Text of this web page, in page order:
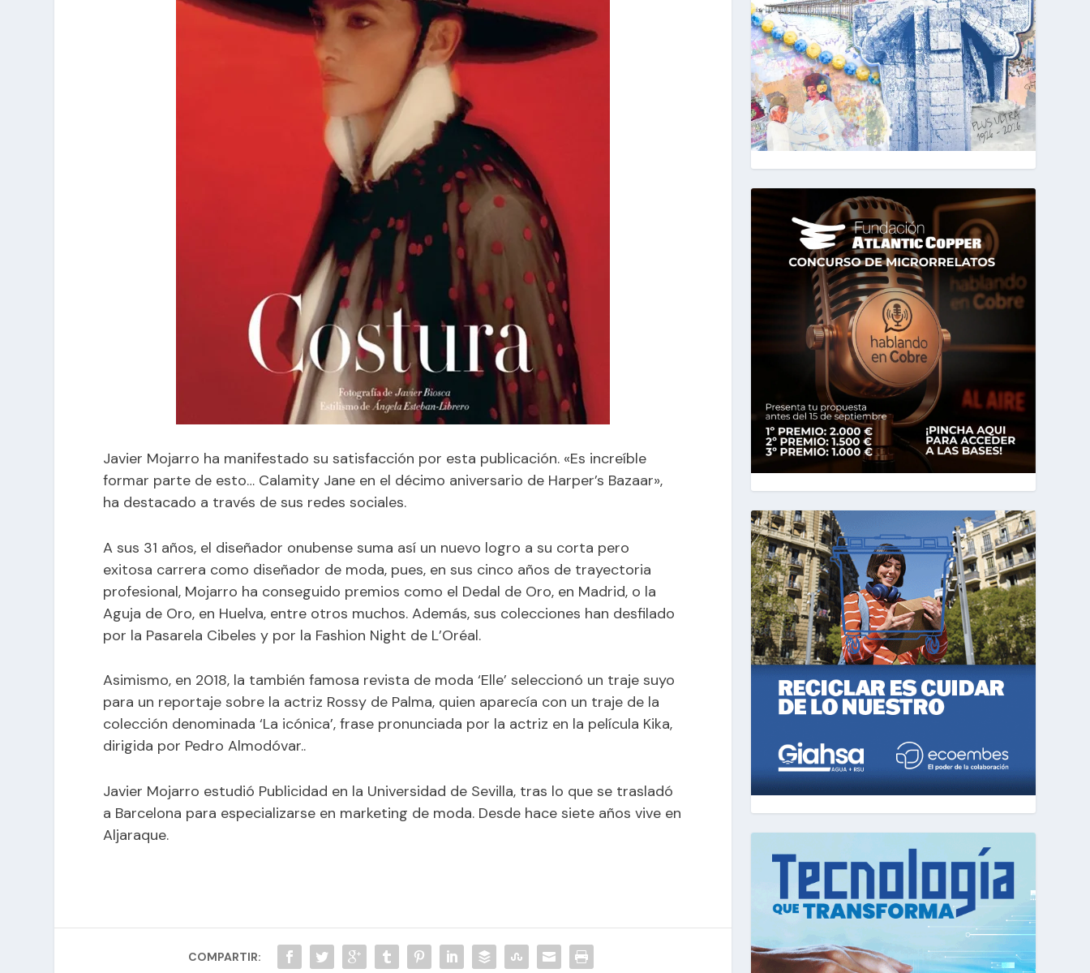
Javier Mojarro ha manifestado su satisfacción por esta publicación. «Es increíble
formar parte de esto… Calamity Jane en el décimo aniversario de Harper’s Bazaar»,
ha destacado a través de sus redes sociales.
A sus 31 años, el diseñador onubense suma así un nuevo logro a su corta pero
exitosa carrera como diseñador de moda, pues, en sus cinco años de trayectoria
profesional, Mojarro ha conseguido premios como el Dedal de Oro, en Madrid, o la
Aguja de Oro, en Huelva, entre otros muchos. Además, sus colecciones han desfilado
por la Pasarela Cibeles y por la Fashion Night de L’Oréal.
Asimismo, en 2018, la también famosa revista de moda ‘Elle’ seleccionó un traje suyo
para un reportaje sobre la actriz Rossy de Palma, quien aparecía con un traje de la
colección denominada ‘La icónica’, frase pronunciada por la actriz en la película Kika,
dirigida por Pedro Almodóvar..
Javier Mojarro estudió Publicidad en la Universidad de Sevilla, tras lo que se trasladó
a Barcelona para especializarse en marketing de moda. Desde hace siete años vive en
Aljaraque.
COMPARTIR: